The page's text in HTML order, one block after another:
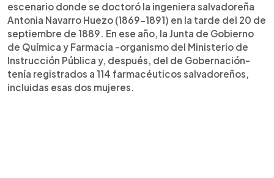
escenario donde se doctoró la ingeniera salvadoreña
Antonia Navarro Huezo (1869-1891) en la tarde del 20 de
septiembre de 1889. En ese año, la Junta de Gobierno
de Química y Farmacia -organismo del Ministerio de
Instrucción Pública y, después, del de Gobernación-
tenía registrados a 114 farmacéuticos salvadoreños,
incluidas esas dos mujeres.